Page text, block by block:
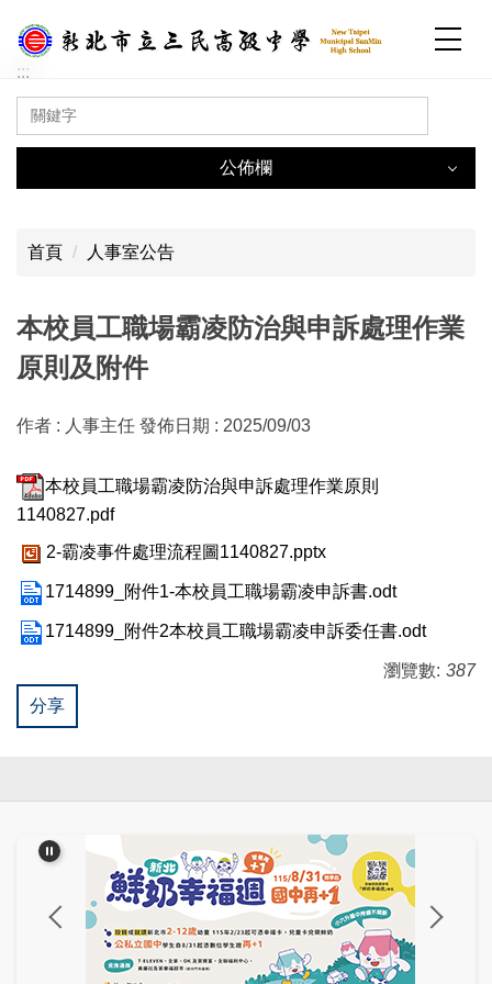
到
主
要
容
:::
公佈欄
一般公告
國中部公告
高中部公告
教師成長專區
網路中心
首頁 人事室公告
本校員工職場霸凌防治與申訴處理作業
原則及附件
作者 : 人事主任 發佈日期 : 2025/09/03
本校員工職場霸凌防治與申訴處理作業原則
1140827.pdf
2-霸凌事件處理流程圖1140827.pptx
1714899_附件1-本校員工職場霸凌申訴書.odt
1714899_附件2本校員工職場霸凌申訴委任書.odt
瀏覽數: 387
分享